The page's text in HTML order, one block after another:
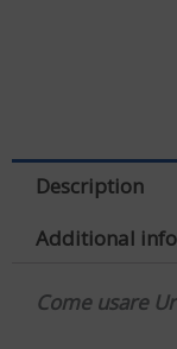
Description
Additional
Come usare